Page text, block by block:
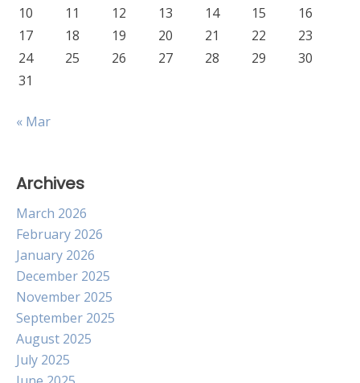
10
11 12 13 14 15
16
17
18 19 20 21 22
23
24
25 26 27 28 29
30
31
« Mar
Archives
March 2026
February 2026
January 2026
December 2025
November 2025
September 2025
August 2025
July 2025